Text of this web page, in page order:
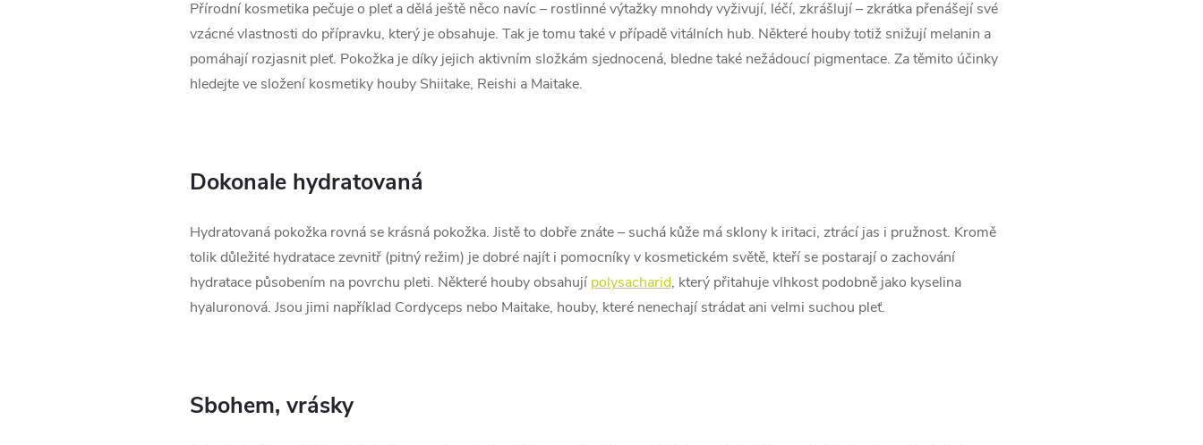
Přírodní kosmetika pečuje o pleť a dělá ještě něco navíc – rostlinné výtažky mnohdy vyživují, léčí, zkrášlují – zkrátka přenášejí své
vzácné vlastnosti do přípravku, který je obsahuje. Tak je tomu také v případě vitálních hub. Některé houby totiž snižují melanin a
pomáhají rozjasnit pleť. Pokožka je díky jejich aktivním složkám sjednocená, bledne také nežádoucí pigmentace. Za těmito účinky
hledejte ve složení kosmetiky houby Shiitake, Reishi a Maitake.
Dokonale hydratovaná
Hydratovaná pokožka rovná se krásná pokožka. Jistě to dobře znáte – suchá kůže má sklony k iritaci, ztrácí jas i pružnost. Kromě
tolik důležité hydratace zevnitř (pitný režim) je dobré najít i pomocníky v kosmetickém světě, kteří se postarají o zachování
hydratace působením na povrchu pleti. Některé houby obsahují polysacharid, který přitahuje vlhkost podobně jako kyselina
hyaluronová. Jsou jimi například Cordyceps nebo Maitake, houby, které nenechají strádat ani velmi suchou pleť.
Sbohem, vrásky